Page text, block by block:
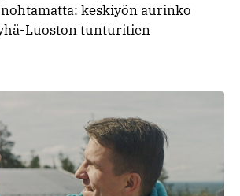
keskiyön aurinko
Luoston tunturitien